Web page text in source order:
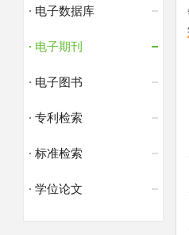
电子数据库
电子期刊
电子图书
专利检索
标准检索
学位论文